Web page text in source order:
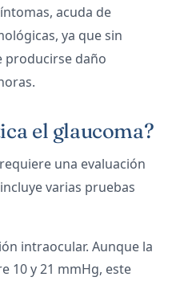
acuda de
ya que sin
daño
el glaucoma?
una evaluación
varias pruebas
intraocular. Aunque la
10 y 21 mmHg, este